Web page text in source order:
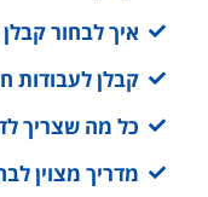
איך לבחור
קבלן לעבודות
כל מה שצריך
מדריך מצוין